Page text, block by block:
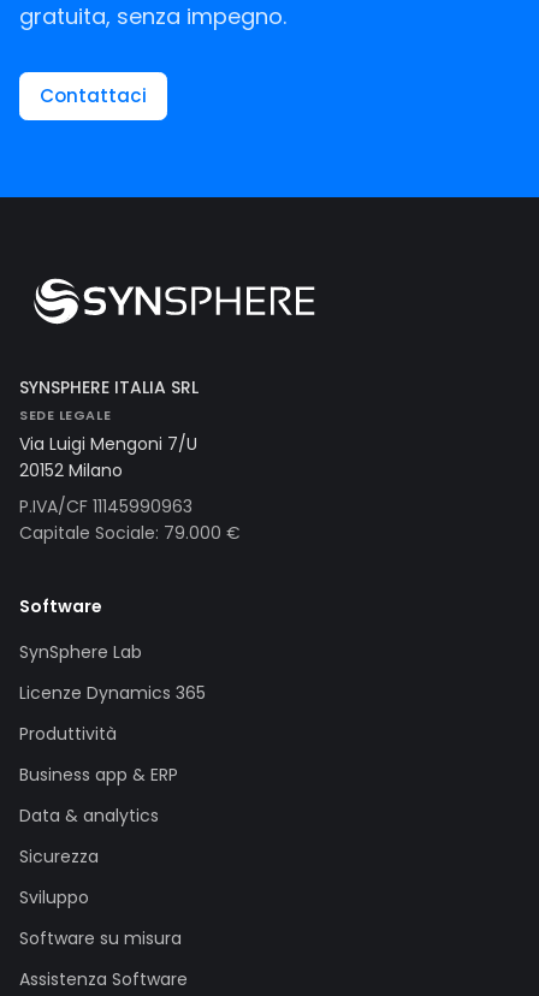
gratuita, senza impegno.
Contattaci
SYNSPHERE ITALIA SRL
SEDE LEGALE
Via Luigi Mengoni 7/U
20152 Milano
P.IVA/CF 11145990963
Capitale Sociale: 79.000 €
Software
SynSphere Lab
Licenze Dynamics 365
Produttività
Business app & ERP
Data & analytics
Sicurezza
Sviluppo
Software su misura
Assistenza Software